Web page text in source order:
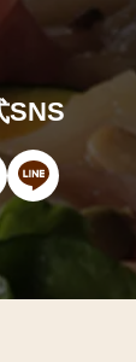
ます）
ドウで開きま
ンドウで開き
ンドウで開き
SNS
ドウで開きます
（新しいウィン
（新しい
LINE（新し